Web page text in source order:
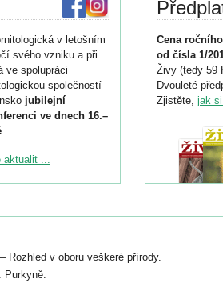
v letošním
svého vzniku a při
ve spolupráci
společností
jubilejní
ve dnech 16.–
.
ke konferenci
do 6. září.
přednášky nebo
aktualit ...
Cena
od čísla 1/
Živy (tedy 59
Dvouleté
Zjistěte, jak
Rozhled v oboru veškeré přírody.
Purkyně.